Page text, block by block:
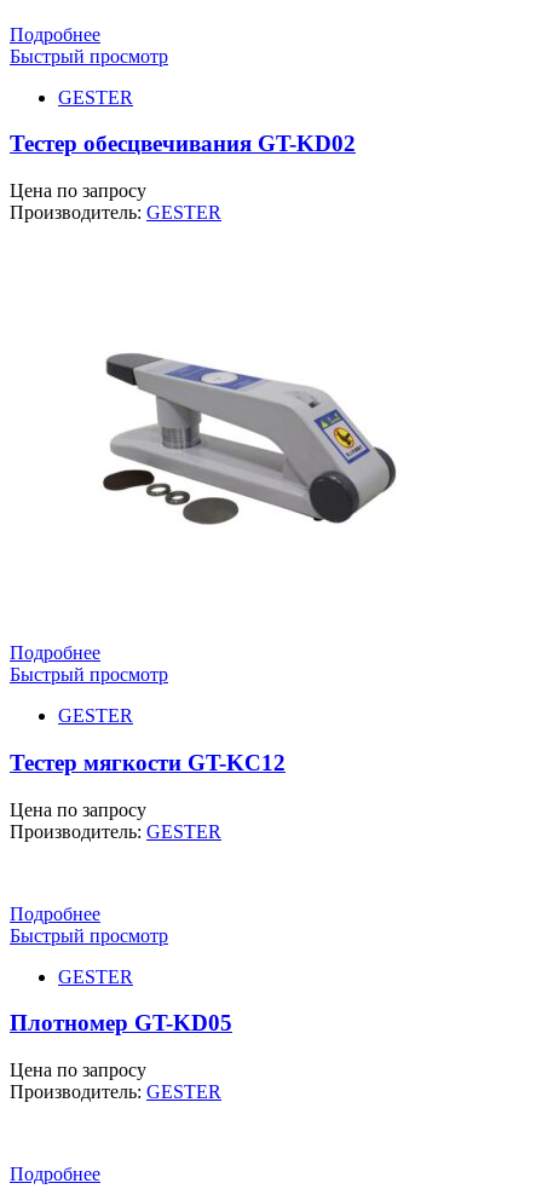
Подробнее
Быстрый просмотр
GESTER
Тестер обесцвечивания GT-KD02
Цена по запросу
Производитель: GESTER
Подробнее
Быстрый просмотр
GESTER
Тестер мягкости GT-KC12
Цена по запросу
Производитель: GESTER
Подробнее
Быстрый просмотр
GESTER
Плотномер GT-KD05
Цена по запросу
Производитель: GESTER
Подробнее